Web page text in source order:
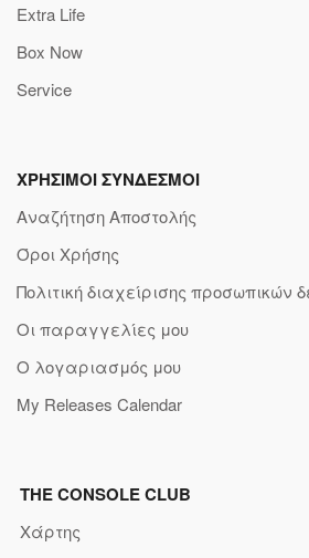
Extra Life
Box Now
Service
ΧΡΗΣΙΜΟΙ ΣΥΝΔΕΣΜΟΙ
Αναζήτηση Αποστολής
Όροι Χρήσης
Πολιτική διαχείρισης προσωπικών
Οι παραγγελίες μου
Ο λογαριασμός μου
My Releases Calendar
THE CONSOLE CLUB
Χάρτης